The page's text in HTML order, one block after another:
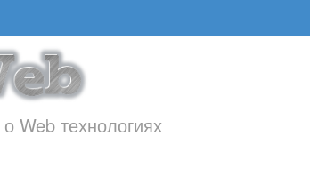
Web технологиях